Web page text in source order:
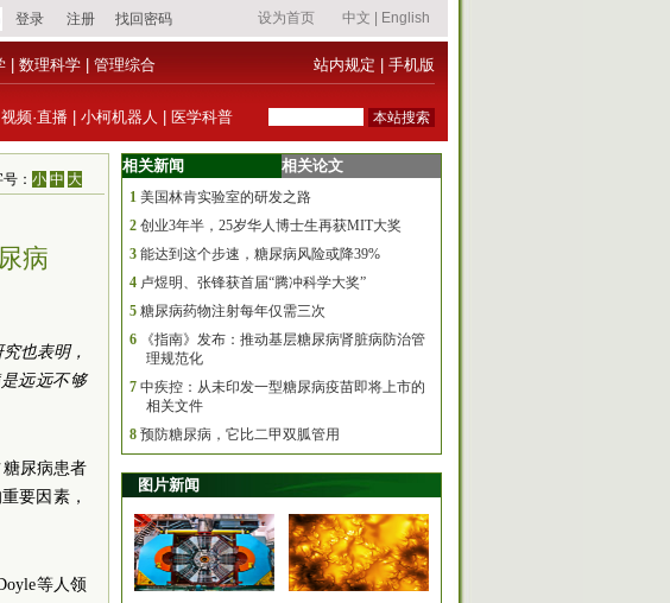
数理科学 管理综合 站内规定 手机版
视频·直播 小柯机器人 医学科普
号：小 中 大
病
也表明，
远远不够
尿病患者
要因素，
等人领
相关新闻 相关论文
1 美国林肯实验室的研发之路
2 创业3年半，25岁华人博士生再获MIT大奖
3 能达到这个步速，糖尿病风险或降39%
4 卢煜明、张锋获首届“腾冲科学大奖”
5 糖尿病药物注射每年仅需三次
6
《指南》发布：推动基层糖尿病肾脏病防治管
理规范化
7 中疾控：从未印发一型糖尿病疫苗即将上市的
相关文件
8 预防糖尿病，它比二甲双胍管用
图片新闻